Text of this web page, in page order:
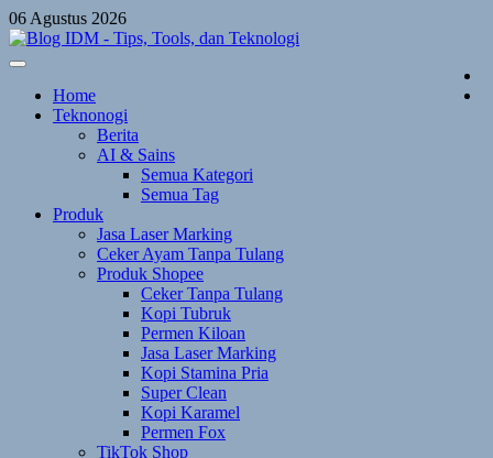
Skip
to
content
06 Agustus 2026
Home
Teknonogi
Berita
AI & Sains
Semua Kategori
Semua Tag
Produk
Jasa Laser Marking
Ceker Ayam Tanpa Tulang
Produk Shopee
Ceker Tanpa Tulang
Kopi Tubruk
Permen Kiloan
Jasa Laser Marking
Kopi Stamina Pria
Super Clean
Kopi Karamel
Permen Fox
TikTok Shop